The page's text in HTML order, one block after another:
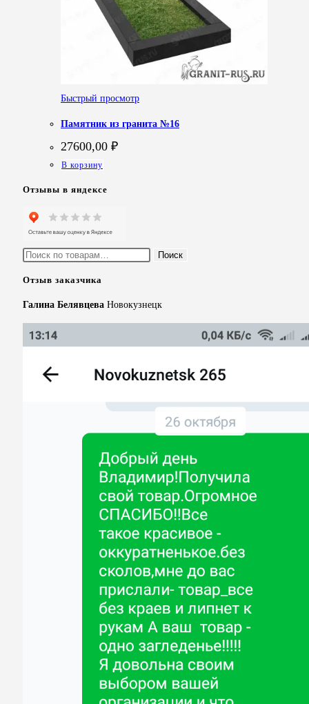
Быстрый просмотр
Памятник из гранита №16
27600,00 ₽
В корзину
Отзывы в яндексе
Искать: Поиск
Отзыв заказчика
Галина Белявцева Новокузнецк